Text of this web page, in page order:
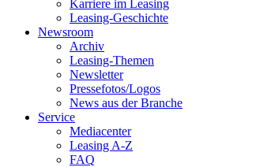
Karriere im Leasing
Leasing-Geschichte
Newsroom
Archiv
Leasing-Themen
Newsletter
Pressefotos/Logos
News aus der Branche
Service
Mediacenter
Leasing A-Z
FAQ